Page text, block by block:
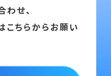
せ、
こちらからお願い